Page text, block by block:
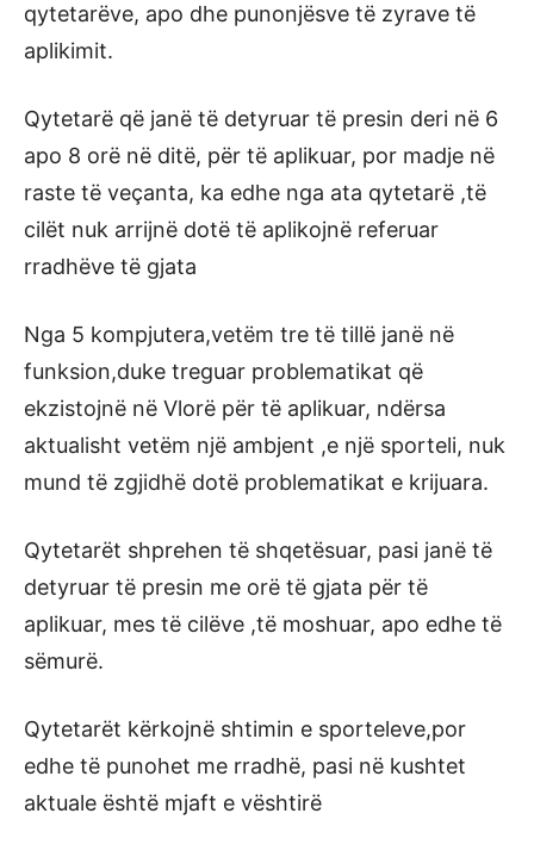
qytetarëve, apo dhe punonjësve të zyrave të
aplikimit.
Qytetarë që janë të detyruar të presin deri në 6
apo 8 orë në ditë, për të aplikuar, por madje në
raste të veçanta, ka edhe nga ata qytetarë ,të
cilët nuk arrijnë dotë të aplikojnë referuar
rradhëve të gjata
Nga 5 kompjutera,vetëm tre të tillë janë në
funksion,duke treguar problematikat që
ekzistojnë në Vlorë për të aplikuar, ndërsa
aktualisht vetëm një ambjent ,e një sporteli, nuk
mund të zgjidhë dotë problematikat e krijuara.
Qytetarët shprehen të shqetësuar, pasi janë të
detyruar të presin me orë të gjata për të
aplikuar, mes të cilëve ,të moshuar, apo edhe të
sëmurë.
Qytetarët kërkojnë shtimin e sporteleve,por
edhe të punohet me rradhë, pasi në kushtet
aktuale është mjaft e vështirë